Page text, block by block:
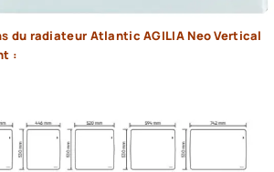
du radiateur Atlantic AGILIA NeoVertical
: